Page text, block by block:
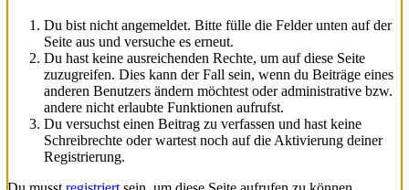
Du bist nicht angemeldet. Bitte fülle die Felder unten auf der
Seite aus und versuche es erneut.
Du hast keine ausreichenden Rechte, um auf diese Seite
zuzugreifen. Dies kann der Fall sein, wenn du Beiträge eines
anderen Benutzers ändern möchtest oder administrative bzw.
andere nicht erlaubte Funktionen aufrufst.
Du versuchst einen Beitrag zu verfassen und hast keine
Schreibrechte oder wartest noch auf die Aktivierung deiner
Registrierung.